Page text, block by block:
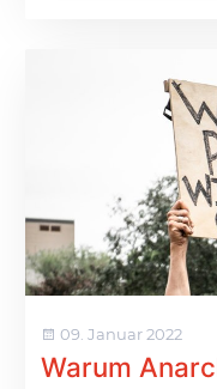
09. Januar 2022
Warum